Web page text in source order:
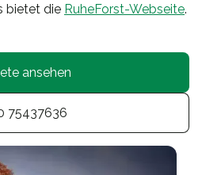
bietet die RuheForst-Webseite.
ansehen
75437636